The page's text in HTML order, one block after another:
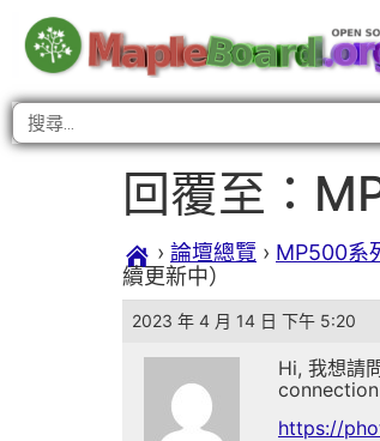
回覆至：
› 論壇總覽 › MP500系
續更新中）
2023 年 4 月 14 日 下午 5:20
Hi, 我想請
connection
https://